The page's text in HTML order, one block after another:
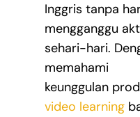
Inggris tanpa
mengganggu
sehari-hari.
memahami
keunggulan
video learning